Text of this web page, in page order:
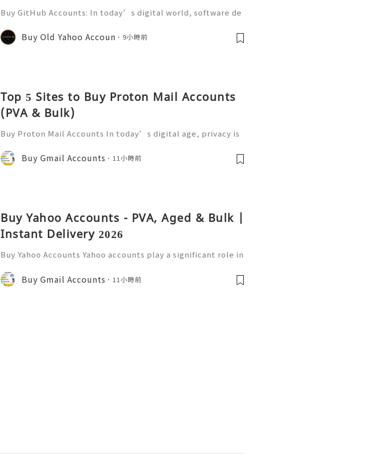
Buy GitHub Accounts: In today’s digital world, software de
n ever. GitHub has become one of the most widely used plat
forms for developers, compa
Buy Old Yahoo Accoun 9小時前
Top 5 Sites to Buy Proton Mail Accounts
(PVA & Bulk)
Buy Proton Mail Accounts In today’s digital age, privacy is
s in—a secure and encrypted email service designed to prot
ect your communications. Bu
Buy Gmail Accounts 11小時前
Buy Yahoo Accounts - PVA, Aged & Bulk |
Instant Delivery 2026
Buy Yahoo Accounts Yahoo accounts play a significant role in
s services like email, news, and finance. Whether you’re ne
w to the platform or
Buy Gmail Accounts 11小時前